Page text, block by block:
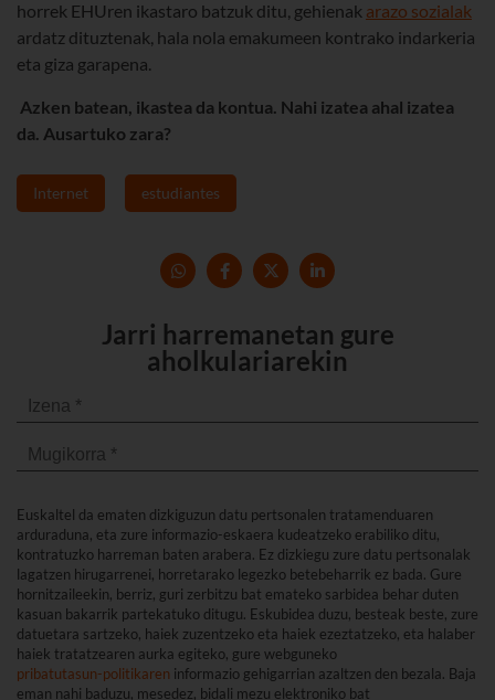
horrek EHUren ikastaro batzuk ditu, gehienak arazo sozialak
ardatz dituztenak, hala nola emakumeen kontrako indarkeria
eta giza garapena.
Azken batean, ikastea da kontua. Nahi izatea ahal izatea
da. Ausartuko zara?
Internet estudiantes
Jarri harremanetan gure
aholkulariarekin
Euskaltel da ematen dizkiguzun datu pertsonalen tratamenduaren
arduraduna, eta zure informazio-eskaera kudeatzeko erabiliko ditu,
kontratuzko harreman baten arabera. Ez dizkiegu zure datu pertsonalak
lagatzen hirugarrenei, horretarako legezko betebeharrik ez bada. Gure
hornitzaileekin, berriz, guri zerbitzu bat emateko sarbidea behar duten
kasuan bakarrik partekatuko ditugu. Eskubidea duzu, besteak beste, zure
datuetara sartzeko, haiek zuzentzeko eta haiek ezeztatzeko, eta halaber
haiek tratatzearen aurka egiteko, gure webguneko
pribatutasun-politikaren informazio gehigarrian azaltzen den bezala. Baja
eman nahi baduzu, mesedez, bidali mezu elektroniko bat